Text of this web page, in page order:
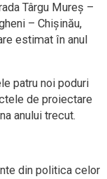
Târgu Mureș –
– Chișinău,
estimat în anul
patru noi poduri
de proiectare
anului trecut.
din politica celor